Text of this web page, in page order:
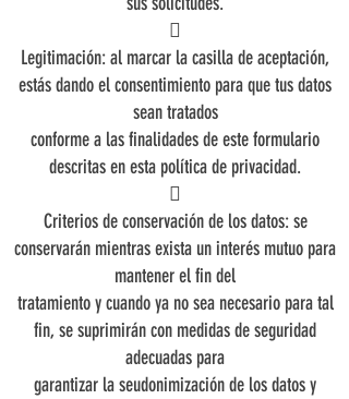

Legitimación: al marcar la casilla de aceptación,
estás dando el consentimiento para que tus datos
sean tratados
conforme a las finalidades de este formulario
descritas en esta política de privacidad.

Criterios de conservación de los datos: se
conservarán mientras exista un interés mutuo para
mantener el fin del
tratamiento y cuando ya no sea necesario para tal
fin, se suprimirán con medidas de seguridad
adecuadas para
garantizar la seudonimización de los datos y